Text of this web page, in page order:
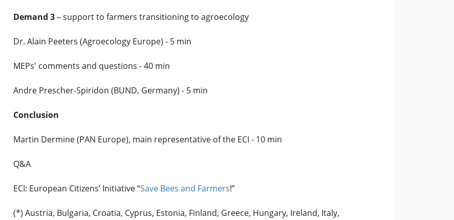
Demand 3– support to farmers transitioning to agroecology
Dr. Alain Peeters (Agroecology Europe) - 5 min
MEPs' comments and questions - 40 min
Andre Prescher-Spiridon (BUND, Germany) - 5 min
Conclusion
Martin Dermine (PAN Europe), main representative of the ECI - 10 min
Q&A
ECI: European Citizens’ Initiative “Save Bees and Farmers!”
(*) Austria, Bulgaria, Croatia, Cyprus, Estonia, Finland, Greece, Hungary, Ireland, Italy,